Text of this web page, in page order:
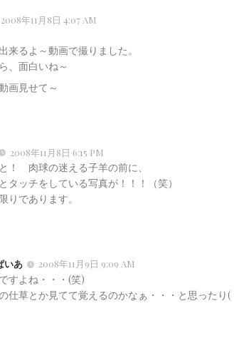
2008年11月8日 4:07 AM
来るよ～動画で撮りました。
、面白いね～
画見せて～
2008年11月8日 6:15 PM
！ 肉球の迷える子羊の前に、
タッチをしている写真が！！！（笑）
りであります。
いあ
2008年11月9日 9:09 AM
すよね・・・(笑)
仕草とか見てて覚えるのかなぁ・・・と思ったり(